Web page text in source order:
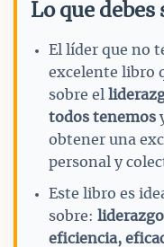
Lo que debes
El líder que no
excelente libro
sobre el
todos tenemos
obtener una
personal y
Este libro es
sobre:
eficiencia,